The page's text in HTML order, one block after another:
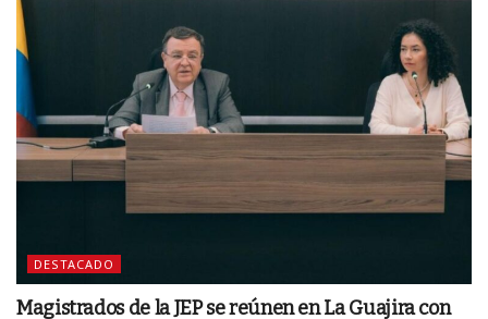
DESTACADO
Magistrados de la JEP se reúnen en La Guajira con